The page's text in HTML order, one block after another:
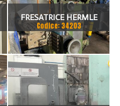
FRESATRICE HERMLE
Codice: 34203